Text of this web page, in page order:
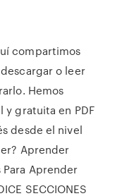
compartimos
o leer
Hemos
gratuita en PDF
desde el nivel
Aprender
Aprender
SECCIONES